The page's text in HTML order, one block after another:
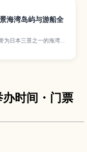
海湾岛屿与游船全
日本三景之一的海湾景
缀在海面上。文章介绍
大堂等必去景点、春樱秋
时间・门票